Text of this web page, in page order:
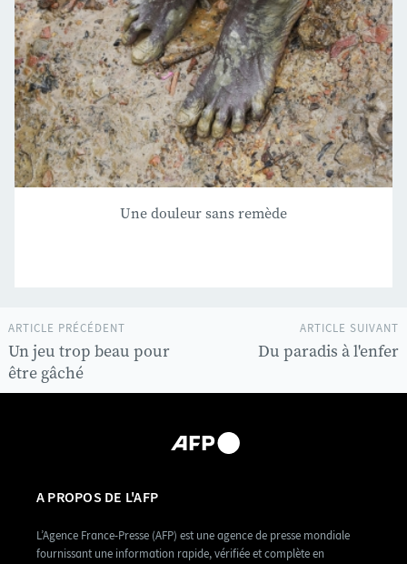
Une douleur sans remède
ARTICLE SUIVANT
Du paradis à l'enfer
ARTICLE PRÉCÉDENT
Un jeu trop beau pour
être gâché
A PROPOS DE L'AFP
L’Agence France-Presse (AFP) est une agence de presse mondiale
fournissant une information rapide, vérifiée et complète en